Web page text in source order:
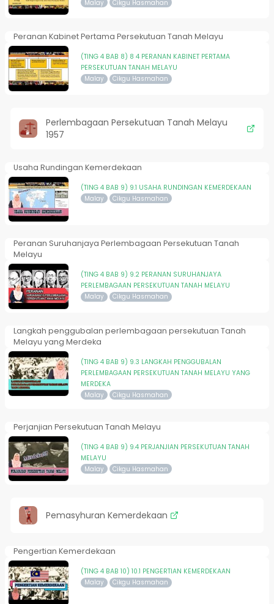
Malay Cikgu Hasmahan
Peranan Kabinet Pertama Persekutuan Tanah Melayu
(TING 4 BAB 8) 8 4 PERANAN KABINET PERTAMA
PERSEKUTUAN TANAH MELAYU
Malay Cikgu Hasmahan
Perlembagaan Persekutuan Tanah Melayu
1957
Usaha Rundingan Kemerdekaan
(TING 4 BAB 9) 9.1 USAHA RUNDINGAN KEMERDEKAAN
Malay Cikgu Hasmahan
Peranan Suruhanjaya Perlembagaan Persekutuan Tanah
Melayu
(TING 4 BAB 9) 9.2 PERANAN SURUHANJAYA
PERLEMBAGAAN PERSEKUTUAN TANAH MELAYU
Malay Cikgu Hasmahan
Langkah penggubalan perlembagaan persekutuan Tanah
Melayu yang Merdeka
(TING 4 BAB 9) 9.3 LANGKAH PENGGUBALAN
PERLEMBAGAAN PERSEKUTUAN TANAH MELAYU YANG
MERDEKA
Malay Cikgu Hasmahan
Perjanjian Persekutuan Tanah Melayu
(TING 4 BAB 9) 9.4 PERJANJIAN PERSEKUTUAN TANAH
MELAYU
Malay Cikgu Hasmahan
Pemasyhuran Kemerdekaan
Pengertian Kemerdekaan
(TING 4 BAB 10) 10.1 PENGERTIAN KEMERDEKAAN
Malay Cikgu Hasmahan